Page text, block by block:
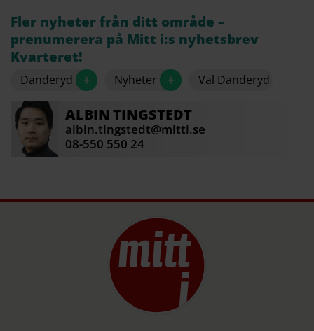
Fler nyheter från ditt område –
prenumerera på Mitt i:s nyhetsbrev
Kvarteret!
Danderyd + Nyheter + Val Danderyd
ALBIN TINGSTEDT
albin.tingstedt@mitti.se
08-550 550 24